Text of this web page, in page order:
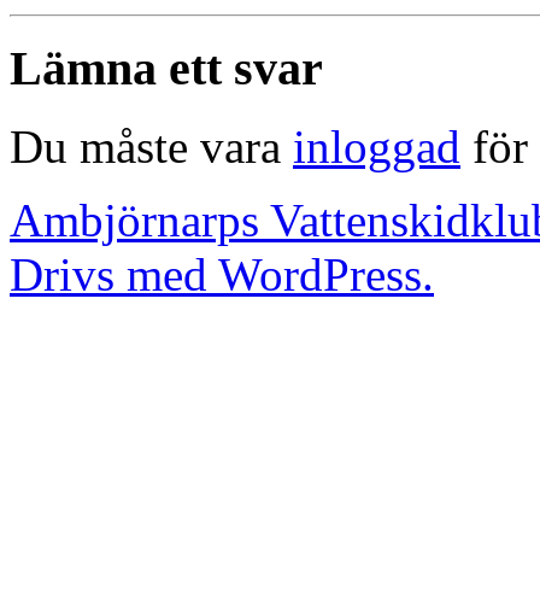
Lämna ett svar
Du måste vara inloggad för
Ambjörnarps
Drivs med WordPress.